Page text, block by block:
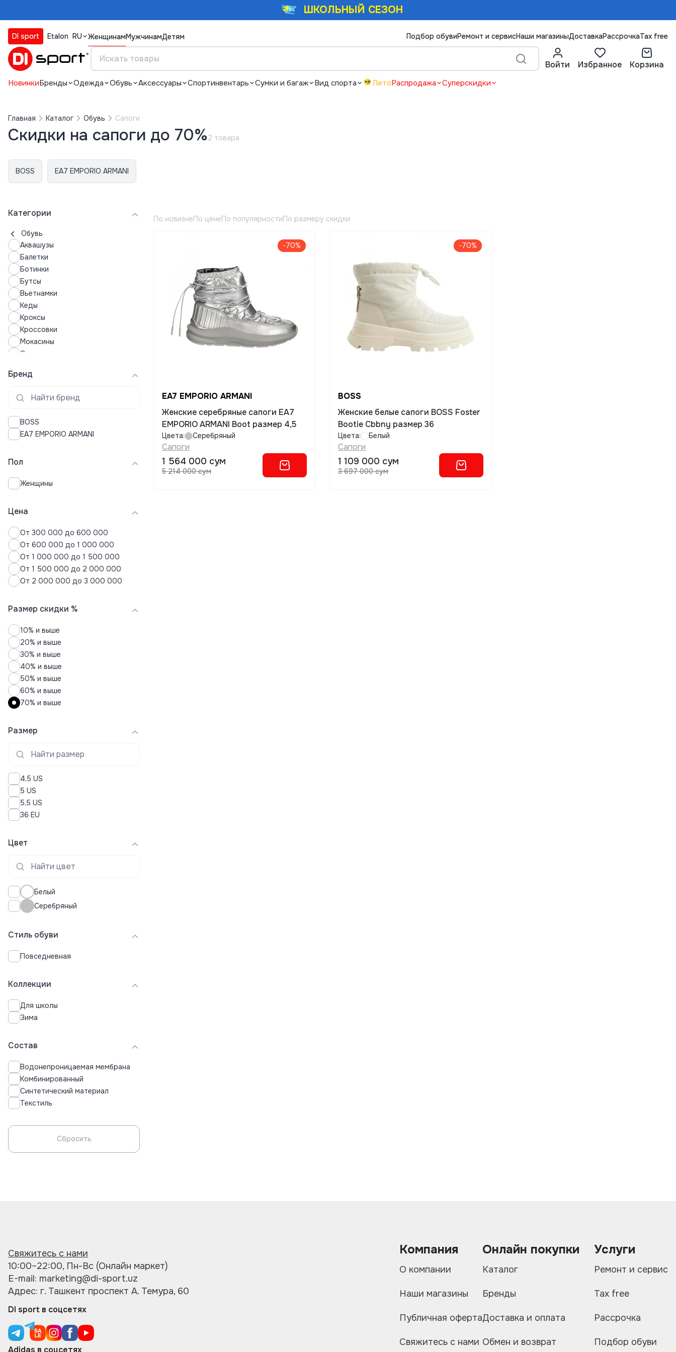
ШКОЛЬНЫЙ СЕЗОН
DI sport Etalon RU ЖенщинамМужчинамДетям Подбор обувиРемонт и сервисНаши магазиныДоставкаРассрочкаTax free
Войти Избранное Корзина
НовинкиБренды Одежда Обувь Аксессуары Спортинвентарь Сумки и багаж Вид спорта ЛетоРаспродажа Суперскидки
Главная Каталог Обувь Сапоги
Скидки на сапоги до 70%2 товара
BOSS EA7 EMPORIO ARMANI
Категории
Обувь
Аквашузы
Балетки
Ботинки
Бутсы
Вьетнамки
Кеды
Кроксы
Кроссовки
Мокасины
Сандалии
Слипоны
Шлепки
Бренд
BOSS
EA7 EMPORIO ARMANI
Пол
Женщины
Цена
От 300 000 до 600 000
От 600 000 до 1 000 000
От 1 000 000 до 1 500 000
От 1 500 000 до 2 000 000
От 2 000 000 до 3 000 000
Размер скидки %
10% и выше
20% и выше
30% и выше
40% и выше
50% и выше
60% и выше
70% и выше
Размер
4,5 US
5 US
5,5 US
36 EU
Цвет
Белый
Серебряный
Стиль обуви
Повседневная
Коллекции
Для школы
Зима
Состав
Водонепроницаемая мембрана
Комбинированный
Синтетический материал
Текстиль
Сбросить
По новизнеПо ценеПо популярностиПо размеру скидки
-70%
EA7 EMPORIO ARMANI
Женские серебряные сапоги EA7
EMPORIO ARMANI Boot размер 4,5
Цвета: Серебряный
Сапоги
1 564 000 сум
5 214 000 сум
-70%
BOSS
Женские белые сапоги BOSS Foster
Bootie Cbbny размер 36
Цвета: Белый
Сапоги
1 109 000 сум
3 697 000 сум
Свяжитесь с нами
10:00–22:00, Пн-Вс (Онлайн маркет)
E-mail: marketing@di-sport.uz
Адрес: г. Ташкент проспект А. Темура, 60
DI sport в соцсетях
Adidas в соцсетях
Компания
О компании
Наши магазины
Публичная оферта
Свяжитесь с нами
Онлайн покупки
Каталог
Бренды
Доставка и оплата
Обмен и возврат
Услуги
Ремонт и сервис
Tax free
Рассрочка
Подбор обуви